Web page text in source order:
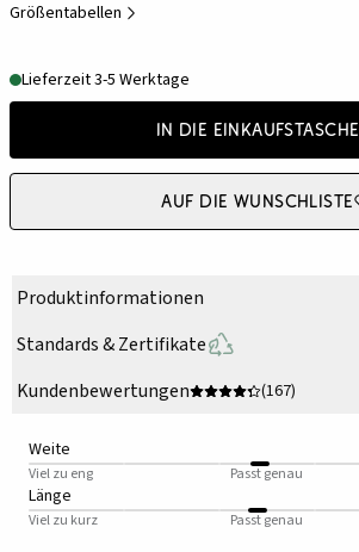
Größentabellen
Lieferzeit 3-5 Werktage
In die Einkaufstasche
Auf die Wunschliste
Produktinformationen
Standards & Zertifikate
Kundenbewertungen
(167)
Weite
Viel zu eng Passt genau
Länge
Viel zu kurz Passt genau